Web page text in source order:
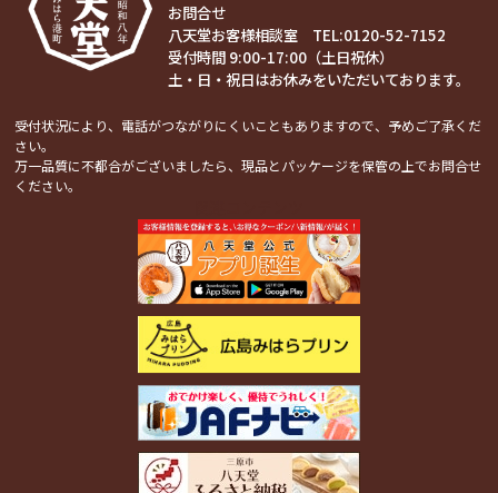
お問合せ
八天堂お客様相談室 TEL:0120-52-7152
受付時間 9:00-17:00（土日祝休）
土・日・祝日はお休みをいただいております。
受付状況により、電話がつながりにくいこともありますので、予めご了承くだ
さい。
万一品質に不都合がございましたら、現品とパッケージを保管の上でお問合せ
ください。